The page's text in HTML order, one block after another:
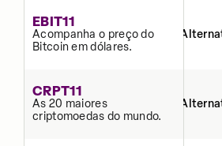
EBIT11
Acompanha o preço do
Bitcoin em dólares.
CRPT11
As 20 maiores
criptomoedas do mundo.